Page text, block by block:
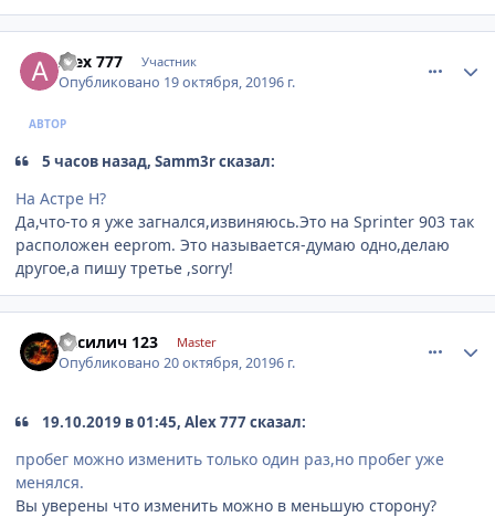
Alex 777 Участник
Опубликовано 19 октября, 20196 г.
АВТОР
5 часов назад, Samm3r сказал:
На Астре Н?
Да,что-то я уже загнался,извиняюсь.Это на Sprinter 903 так
расположен eeprom. Это называется-думаю одно,делаю
другое,а пишу третье ,sorry!
Василич 123 Master
Опубликовано20 октября, 20196 г.
19.10.2019 в 01:45, Alex 777 сказал:
пробег можно изменить только один раз,но пробег уже
менялся.
Вы уверены что изменить можно в меньшую сторону?